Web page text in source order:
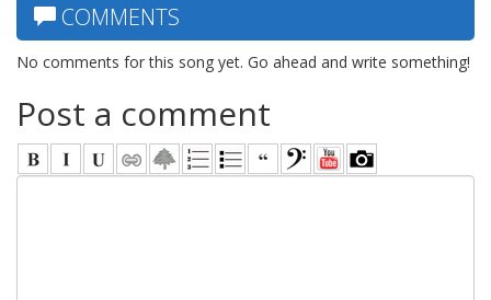
COMMENTS
No comments for this song yet. Go ahead and write something!
Post a comment